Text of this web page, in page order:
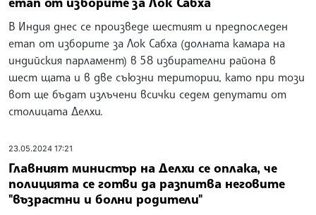
В Индия днес се произведе шестият и предпоследен
етап от изборите за Лок Сабха (долната камара на
индийския парламент) в 58 избирателни района в
шест щата и в две съюзни територии, като при този
вот ще бъдат излъчени всички седем депутати от
столицата Делхи.
23.05.2024 17:21
Главният министър на Делхи се оплака, че
полицията се готви да разпитва неговите
"възрастни и болни родители"